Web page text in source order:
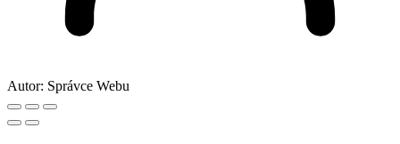
Autor: Správce Webu